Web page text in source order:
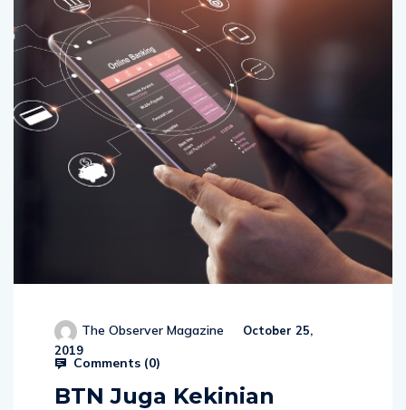
The Observer Magazine
October 25,
2019
Comments (0)
BTN Juga Kekinian